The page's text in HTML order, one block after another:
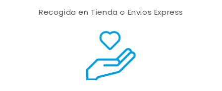
Recogida en Tienda o Envios Express